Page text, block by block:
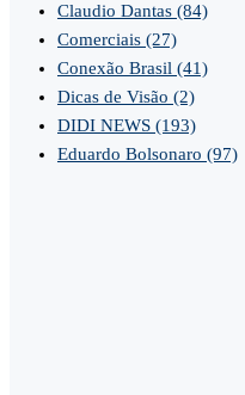
Claudio Dantas (84)
Comerciais (27)
Conexão Brasil (41)
Dicas de Visão (2)
DIDI NEWS (193)
Eduardo Bolsonaro (97)